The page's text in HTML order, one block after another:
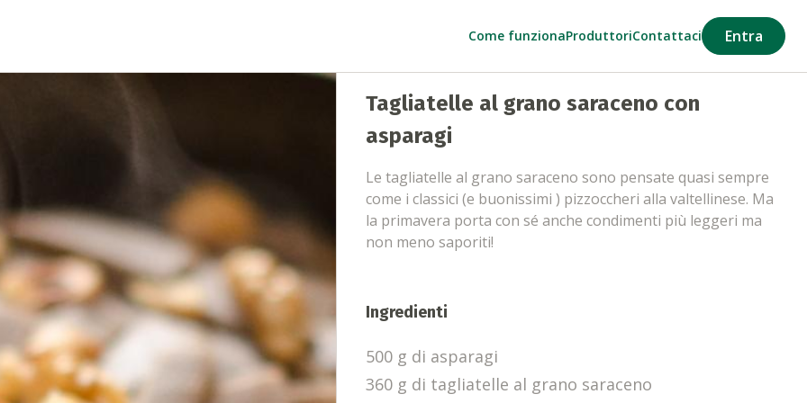
Come funzionaProduttoriContattaci Entra
Tagliatelle al grano saraceno con
asparagi
Le tagliatelle al grano saraceno sono pensate quasi sempre
come i classici (e buonissimi ) pizzoccheri alla valtellinese. Ma
la primavera porta con sé anche condimenti più leggeri ma
non meno saporiti!
Ingredienti
500 g di asparagi
360 g di tagliatelle al grano saraceno